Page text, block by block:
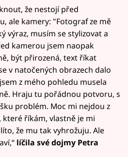
že nestojí před
ale kamery: "Fotograf ze mě
výraz, musím se stylizovat a
kamerou jsem naopak
být přirozená, text říkat
v natočených obrazech dalo
z mého pohledu musela
Hraju tu pořádnou potvoru, s
problém. Moc mi nejdou z
říkám, vlastně je mi
že mu tak vyhrožuju. Ale
líčila své dojmy Petra